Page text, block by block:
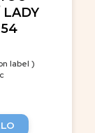
label )